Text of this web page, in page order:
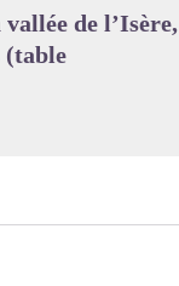
de l’Isère,
(table